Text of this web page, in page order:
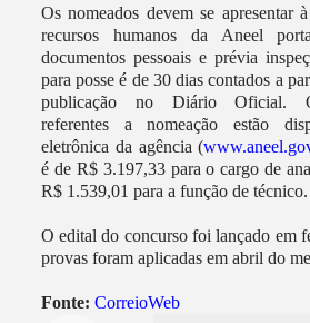
Os nomeados devem se apresentar
recursos humanos da Aneel
documentos pessoais e prévia
para posse é de 30 dias contados a
publicação no Diário Oficial.
referentes a nomeação estão
eletrônica da agência (
é de R$ 3.197,33 para o cargo de
R$ 1.539,01 para a função de técnico.
O edital do concurso foi lançado em
provas foram aplicadas em abril do
Fonte: CorreioWeb